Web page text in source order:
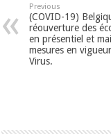
Previous
(COVID-19)
réouverture des
en présentiel et
mesures en
Virus.